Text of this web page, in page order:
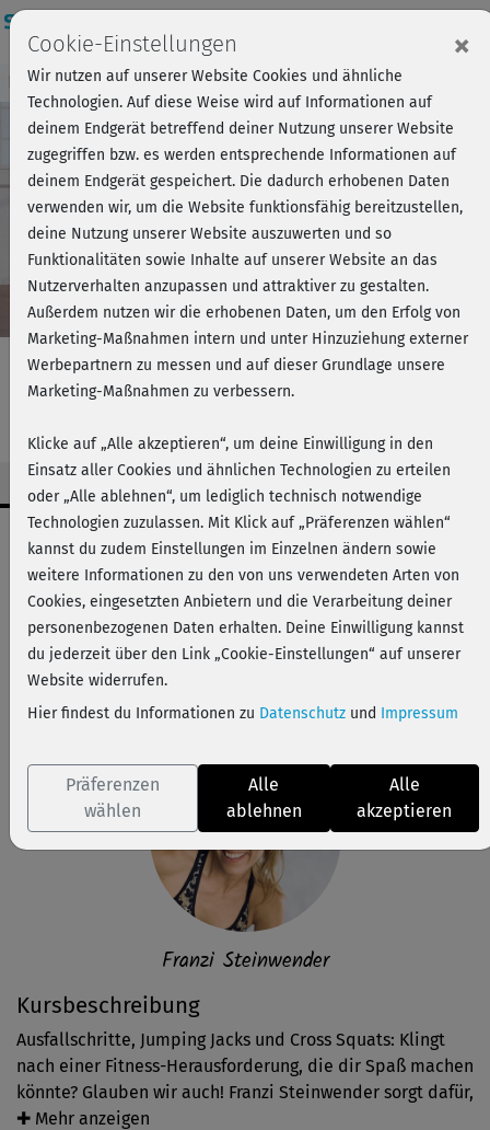
Play
Video
Kursvorschau - Jetzt mitmachen!
Get in Shape - Stand 3
Kursbeschreibung
Ausfallschritte, Jumping Jacks und Cross Squats: Klingt
nach einer Fitness-Herausforderung, die dir Spaß machen
könnte? Glauben wir auch! Franzi Steinwender sorgt dafür,
dass deine Muskeln brennen, du ins Schwitzen kommst
✚ Mehr anzeigen
Workout-Facts
anspruchsvoll
26 Min
193 kcal
Franzi Steinwender
Matte, Handtuch
Franzi Steinwender
Cookie-Einstellungen ×
Wir nutzen auf unserer Website Cookies und ähnliche
Technologien. Auf diese Weise wird auf Informationen auf
deinem Endgerät betreffend deiner Nutzung unserer Website
zugegriffen bzw. es werden entsprechende Informationen auf
deinem Endgerät gespeichert. Die dadurch erhobenen Daten
verwenden wir, um die Website funktionsfähig bereitzustellen,
deine Nutzung unserer Website auszuwerten und so
Funktionalitäten sowie Inhalte auf unserer Website an das
Nutzerverhalten anzupassen und attraktiver zu gestalten.
Außerdem nutzen wir die erhobenen Daten, um den Erfolg von
Marketing-Maßnahmen intern und unter Hinzuziehung externer
Werbepartnern zu messen und auf dieser Grundlage unsere
Marketing-Maßnahmen zu verbessern.
Klicke auf „Alle akzeptieren“, um deine Einwilligung in den
Einsatz aller Cookies und ähnlichen Technologien zu erteilen
oder „Alle ablehnen“, um lediglich technisch notwendige
Technologien zuzulassen. Mit Klick auf „Präferenzen wählen“
kannst du zudem Einstellungen im Einzelnen ändern sowie
weitere Informationen zu den von uns verwendeten Arten von
Cookies, eingesetzten Anbietern und die Verarbeitung deiner
personenbezogenen Daten erhalten. Deine Einwilligung kannst
du jederzeit über den Link „Cookie-Einstellungen“ auf unserer
Website widerrufen.
Hier findest du Informationen zu Datenschutz und Impressum
Präferenzen
wählen
Alle
ablehnen
Alle
akzeptieren